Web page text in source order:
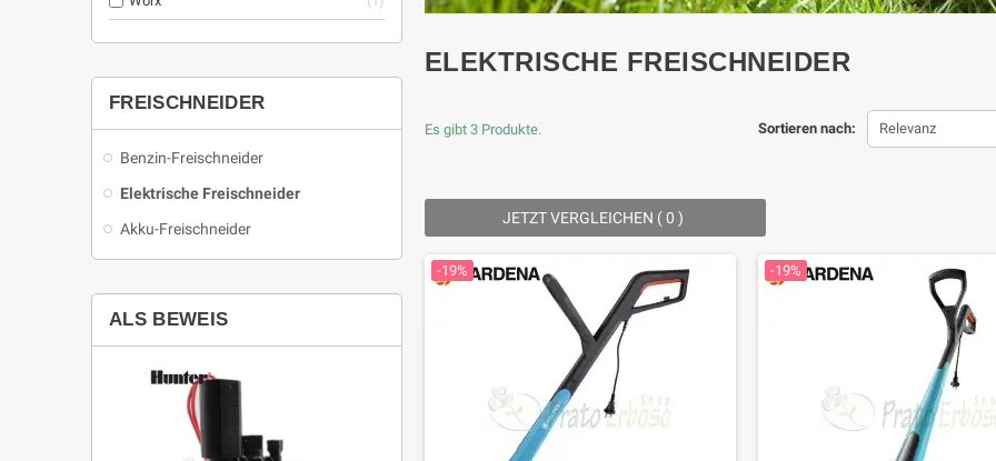
FREISCHNEIDER
Benzin-Freischneider
Elektrische Freischneider
Akku-Freischneider
ALS BEWEIS
ELEKTRISCHE FREISCHNEIDER
Sortieren nach: Relevanz
Es gibt 3 Produkte.
JETZT VERGLEICHEN (0) ‎
-19% -19%